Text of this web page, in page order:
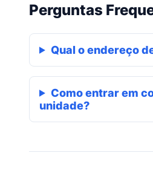
Perguntas
Qual o endereço
Como entrar em
unidade?